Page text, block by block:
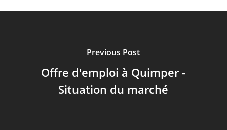
Previous Post
Offre d'emploi à Quimper -
Situation du marché